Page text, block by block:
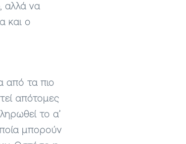
, αλλά να
και ο
από τα πιο
απότομες
το α’
μπορούν